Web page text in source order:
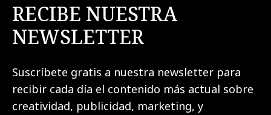
RECIBE NUESTRA
NEWSLETTER
Suscríbete gratis a nuestra newsletter para
recibir cada día el contenido más actual sobre
creatividad, publicidad, marketing, y